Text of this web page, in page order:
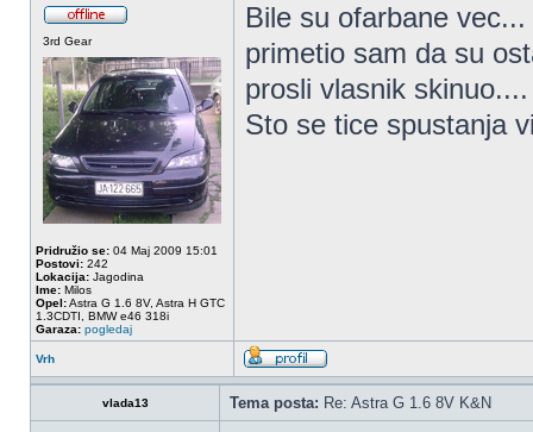
3rd Gear
Pridružio se: 04 Maj 2009 15:01
Postovi: 242
Lokacija: Jagodina
Ime: Milos
Opel:Astra G 1.6 8V, Astra H GTC
1.3CDTI, BMW e46 318i
Garaza: pogledaj
Bile su ofarbane
primetio sam da su
prosli vlasnik skinuo....
Sto se tice spustanja
Vrh
vlada13 Tema posta: Re: Astra G 1.6 8V K&N